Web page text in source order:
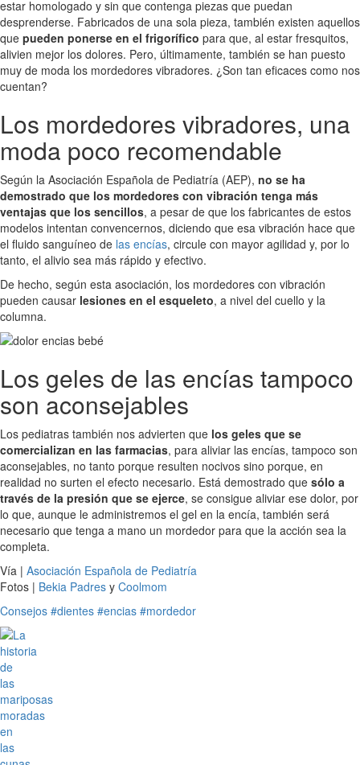
estar homologado y sin que contenga piezas que puedan
desprenderse. Fabricados de una sola pieza, también existen aquellos
que pueden ponerse en el frigorífico para que, al estar fresquitos,
alivien mejor los dolores. Pero, últimamente, también se han puesto
muy de moda los mordedores vibradores. ¿Son tan eficaces como nos
cuentan?
Los mordedores vibradores, una
moda poco recomendable
Según la Asociación Española de Pediatría (AEP), no se ha
demostrado que los mordedores con vibración tenga más
ventajas que los sencillos, a pesar de que los fabricantes de estos
modelos intentan convencernos, diciendo que esa vibración hace que
el fluido sanguíneo de las encías, circule con mayor agilidad y, por lo
tanto, el alivio sea más rápido y efectivo.
De hecho, según esta asociación, los mordedores con vibración
pueden causar lesiones en el esqueleto, a nivel del cuello y la
columna.
Los geles de las encías tampoco
son aconsejables
Los pediatras también nos advierten que los geles que se
comercializan en las farmacias, para aliviar las encías, tampoco son
aconsejables, no tanto porque resulten nocivos sino porque, en
realidad no surten el efecto necesario. Está demostrado que sólo a
través de la presión que se ejerce, se consigue aliviar ese dolor, por
lo que, aunque le administremos el gel en la encía, también será
necesario que tenga a mano un mordedor para que la acción sea la
completa.
Vía | Asociación Española de Pediatría
Fotos | Bekia Padres y Coolmom
Consejos #dientes #encias #mordedor